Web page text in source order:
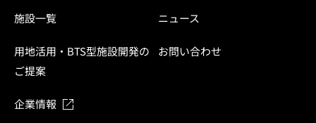
施設一覧 ニュース
用地活用・BTS型施設開発の
ご提案
お問い合わせ
企業情報